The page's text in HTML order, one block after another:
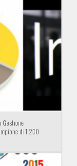
Gestione
di 1.200